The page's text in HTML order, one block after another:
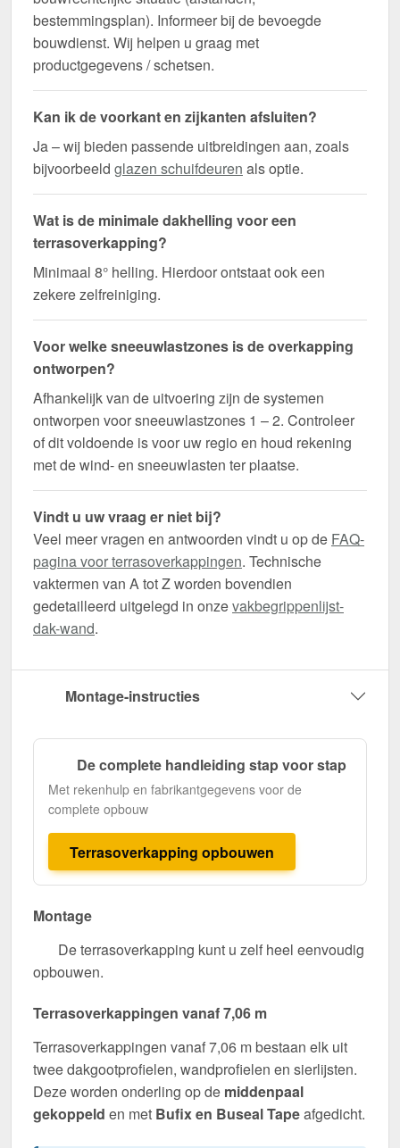
bestemmingsplan). Informeer bij de bevoegde
bouwdienst. Wij helpen u graag met
productgegevens / schetsen.
Kan ik de voorkant en zijkanten afsluiten?
Ja – wij bieden passende uitbreidingen aan, zoals
bijvoorbeeld glazen schuifdeuren als optie.
Wat is de minimale dakhelling voor een
terrasoverkapping?
Minimaal 8° helling. Hierdoor ontstaat ook een
zekere zelfreiniging.
Voor welke sneeuwlastzones is de overkapping
ontworpen?
Afhankelijk van de uitvoering zijn de systemen
ontworpen voor sneeuwlastzones 1 – 2. Controleer
of dit voldoende is voor uw regio en houd rekening
met de wind- en sneeuwlasten ter plaatse.
Vindt u uw vraag er niet bij?
Veel meer vragen en antwoorden vindt u op de FAQ-
pagina voor terrasoverkappingen. Technische
vaktermen van A tot Z worden bovendien
gedetailleerd uitgelegd in onzevakbegrippenlijst-
dak-wand.
Montage-instructies
De complete handleiding stap voor stap
Met rekenhulp en fabrikantgegevens voor de
complete opbouw
Terrasoverkapping opbouwen
Montage
De terrasoverkapping kunt u zelf heel eenvoudig
opbouwen.
Terrasoverkappingen vanaf 7,06 m
Terrasoverkappingen vanaf 7,06 m bestaan elk uit
twee dakgootprofielen, wandprofielen en sierlijsten.
Deze worden onderling op de middenpaal
gekoppeld en met Bufix en Buseal Tapeafgedicht.